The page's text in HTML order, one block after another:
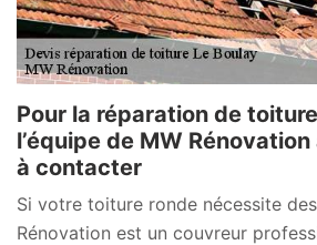
Pour la réparation de
l’équipe de MW
à contacter
Si votre toiture ronde nécessite
Rénovation est un couvreur